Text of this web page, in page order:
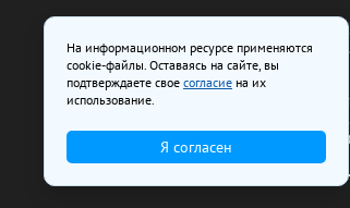
Все рекламные товары подлежат
изготовлена и размещена на основе
На сайте www.irk.ru размещаются в
от 29 октября 2018 г., выдан
ООО «Ирк.ру». Главный редактор —
Телефон редакции:
+7 (3952) 48-88-
На информационном ресурсе применяются
cookie-файлы. Оставаясь на сайте, вы
подтверждаете свое согласие на их
использование.
Я согласен